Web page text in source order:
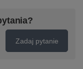
Zadaj pytanie